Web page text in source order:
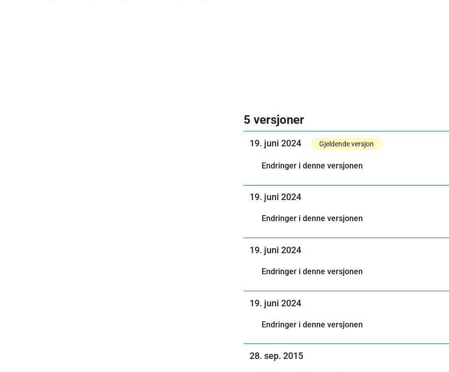
5 versjoner
19. juni 2024 Gjeldende versjon
Endringer i denne versjonen
19. juni 2024
Endringer i denne versjonen
19. juni 2024
Endringer i denne versjonen
19. juni 2024
Endringer i denne versjonen
28. sep. 2015